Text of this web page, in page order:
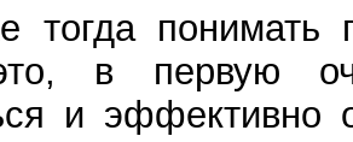
тогда понимать
в первую
и эффективно